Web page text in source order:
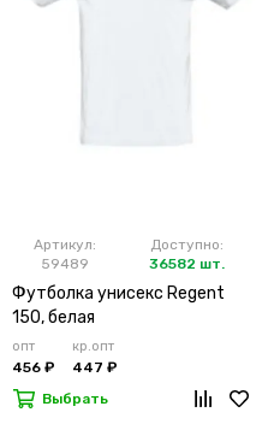
Артикул:
59489
Доступно:
36582 шт.
Футболка унисекс Regent
150, белая
опт
456 ₽
кр.опт
447 ₽
Выбрать